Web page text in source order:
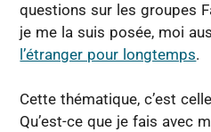
questions sur les groupes
je me la suis posée, moi
l’étranger pour longtemps.
Cette thématique, c’est
Qu’est-ce que je fais avec